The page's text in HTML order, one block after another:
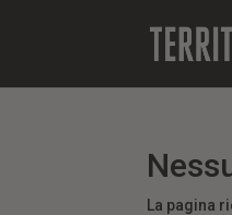
La pagina